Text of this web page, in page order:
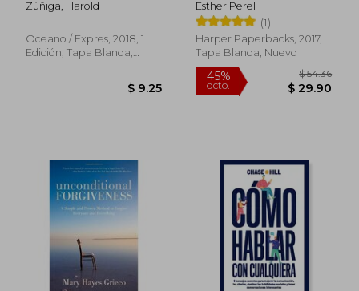
45%
dcto.
Zúñiga, Harold
Oceano / Expres, 2018, 1
Edición, Tapa Blanda,
Inglés)
Esther Perel
(1)
Harper Paperbacks, 2017,
Tapa Blanda, Nuevo